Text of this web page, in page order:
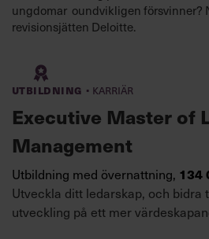
ungdomar oundvikligen försvinner?
revisionsjätten Deloitte.
Utbildning · Karriär
Executive Master of
Management
Utbildning med övernattning, 134
Utveckla ditt ledarskap, och bidra
utveckling på ett mer